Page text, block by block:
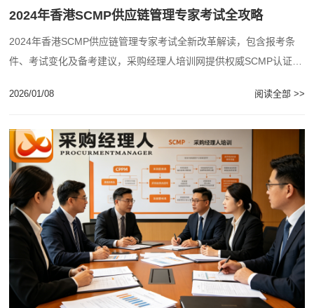
2024年香港SCMP供应链管理专家考试全攻略
2024年香港SCMP供应链管理专家考试全新改革解读，包含报考条
件、考试变化及备考建议，采购经理人培训网提供权威SCMP认证辅
2026/01/08 阅读全部 >>